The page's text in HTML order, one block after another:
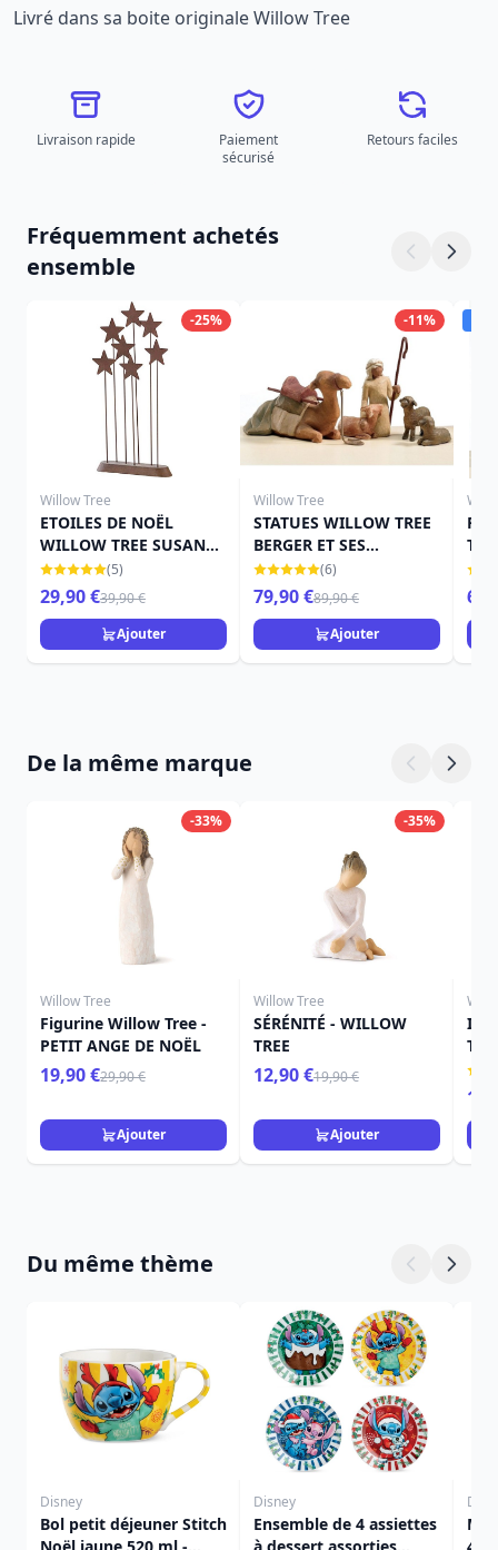
Livré dans sa boite originale Willow Tree
Livraison rapide
Paiement
sécurisé
Retours faciles
Fréquemment achetés
ensemble
-25%
Willow Tree
ETOILES DE NOËL
WILLOW TREE SUSAN
LORDI
(5)
29,90 €39,90 €
Ajouter
-11%
Willow Tree
STATUES WILLOW TREE
BERGER ET SES
ANIMAUX(6)
79,90 €89,90 €
Ajouter
De la même marque
-33%
Willow Tree
Figurine Willow Tree -
PETIT ANGE DE NOËL
19,90 €29,90 €
Ajouter
-35%
Willow Tree
SÉRÉNITÉ - WILLOW
TREE
12,90 €19,90 €
Ajouter
ICI
Du même thème
Disney
Bol petit déjeuner Stitch
Disney
Ensemble de 4 assiettes